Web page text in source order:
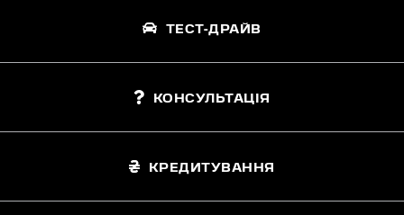
ТЕСТ-ДРАЙВ
КОНСУЛЬТАЦІЯ
КРЕДИТУВАННЯ